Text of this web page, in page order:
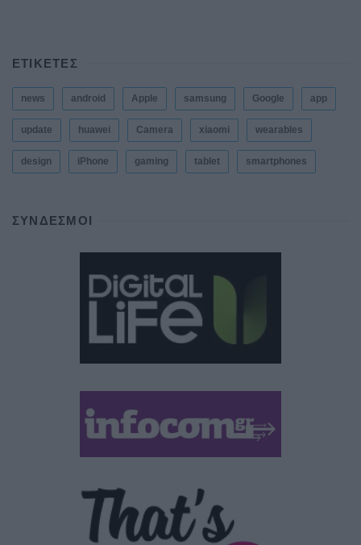
ΕΤΙΚΕΤΕΣ
news android Apple samsung Google app
update huawei Camera xiaomi wearables
design iPhone gaming tablet smartphones
ΣΎΝΔΕΣΜΟΙ